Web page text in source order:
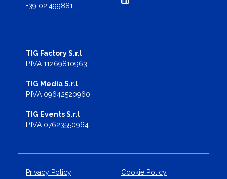
+39 02.499881
TIG Factory S.r.l
P.IVA 11269810963
TIG Media S.r.l
P.IVA 09642520960
TIG Events S.r.l
P.IVA 07623550964
Privacy Policy Cookie Policy